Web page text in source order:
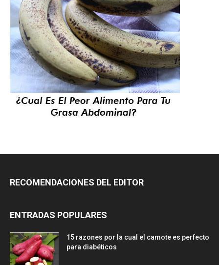
RECOMENDACIONES DEL EDITOR
ENTRADAS POPULARES
15 razones por la cual el camote es perfecto
para diabéticos